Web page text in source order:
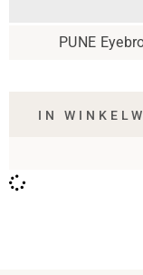
PUNE
IN